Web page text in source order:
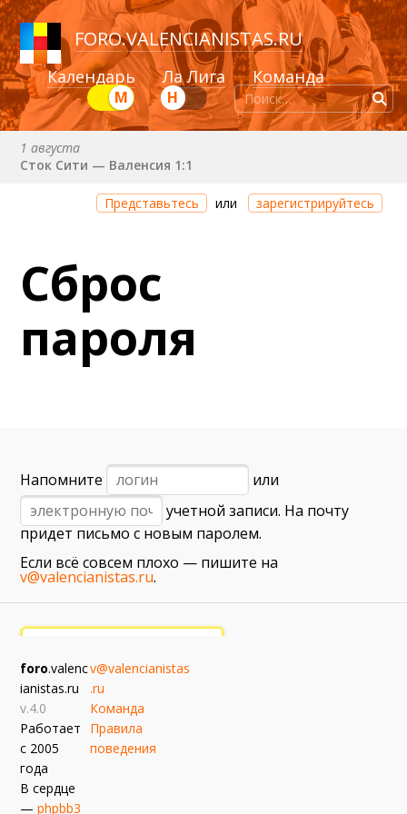
FORO.VALENCIANISTAS.RU
Календарь Ла Лига Команда
Н
М
1 августа
Сток Сити — Валенсия 1:1
Через 1 день 20 часов 7 минут
Валенсия — Ньюкасл
Валенсия — Сельта
25 августа (вт) в 21:00 (исп)
30 августа (вс) в 19:30 (исп)
примерно 13 сентября
Севилья — Валенсия
примерно 16 сентября
Алавес — Валенсия
примерно 20 сентября
Валенсия — Реал Сосьедад
примерно 11 октября
Расинг — Валенсия
примерно 18 октября
Валенсия — Атлетик
Представьтесь или зарегистрируйтесь
Сброс
пароля
Напомните
или
учетной записи. На почту
придет письмо с новым паролем.
Если всё совсем плохо — пишите на
v@valencianistas.ru.
foro.valenc
ianistas.ru
v.4.0
Работает
с 2005
года
В сердце
—phpbb3
v@valencianistas
.ru
Команда
Правила
поведения